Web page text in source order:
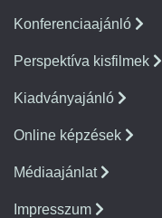
Konferenciaajánló
Perspektíva kisfilmek
Kiadványajánló
Online képzések
Médiaajánlat
Impresszum